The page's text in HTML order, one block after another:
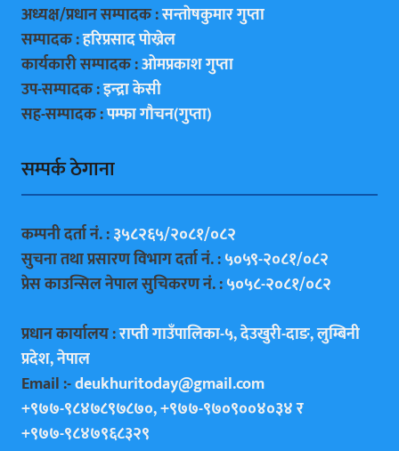
अध्यक्ष/प्रधान सम्पादक :सन्ताेषकुमार गुप्ता
सम्पादक :हरिप्रसाद पाेख्रेल
कार्यकारी सम्पादक :ओमप्रकाश गुप्ता
उप-सम्पादक :इन्द्रा केसी
सह-सम्पादक :पम्फा गाैचन(गुप्ता)
सम्पर्क ठेगाना
कम्पनी दर्ता नं. :३५८२६५/२०८१/०८२
सुचना तथा प्रसारण विभाग दर्ता नं. :५०५९-२०८१/०८२
प्रेस काउन्सिल नेपाल सुचिकरण नं. :५०५८-२०८१/०८२
प्रधान कार्यालय :राप्ती गाउँपालिका-५, देउखुरी-दाङ, लुम्बिनी
प्रदेश, नेपाल
Email :-deukhuritoday@gmail.com
+९७७-९८४७८९७८७०, +९७७-९७०९००४०३४ र
+९७७-९८४७९६८३२९